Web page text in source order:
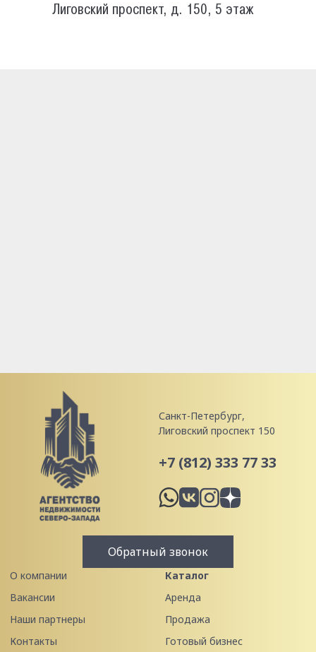
Лиговский проспект, д. 150, 5 этаж
Санкт-Петербург,
Лиговский проспект 150
+7 (812) 333 77 33
Обратный звонок
О компании
Вакансии
Наши партнеры
Контакты
Каталог
Аренда
Продажа
Готовый бизнес